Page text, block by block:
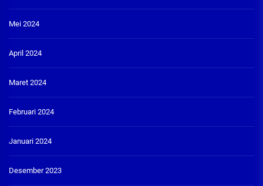
Mei 2024
April 2024
Maret 2024
Februari 2024
Januari 2024
Desember 2023